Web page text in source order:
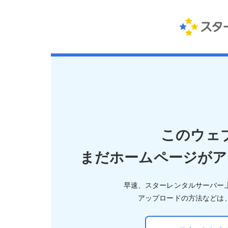
このウェ
まだホームページが
早速、スターレンタルサーバー
アップロードの方法などは